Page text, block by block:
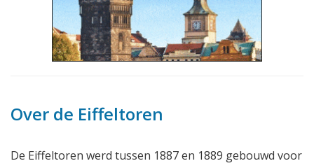
Over de Eiffeltoren
De Eiffeltoren werd tussen 1887 en 1889 gebouwd voor